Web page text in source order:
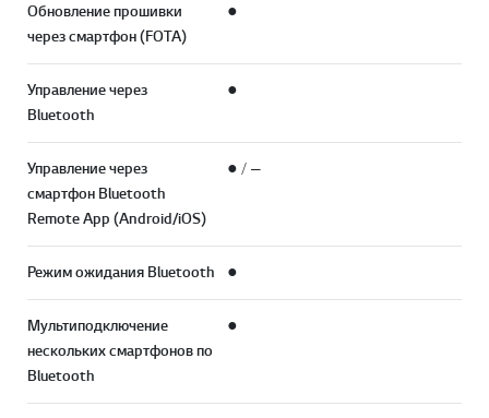
Обновление прошивки
через смартфон (FOTA)
●
Управление через
Bluetooth
●
Управление через
смартфон Bluetooth
Remote App (Android/iOS)
● / —
Режим ожидания Bluetooth ●
Мультиподключение
нескольких смартфонов по
Bluetooth
●